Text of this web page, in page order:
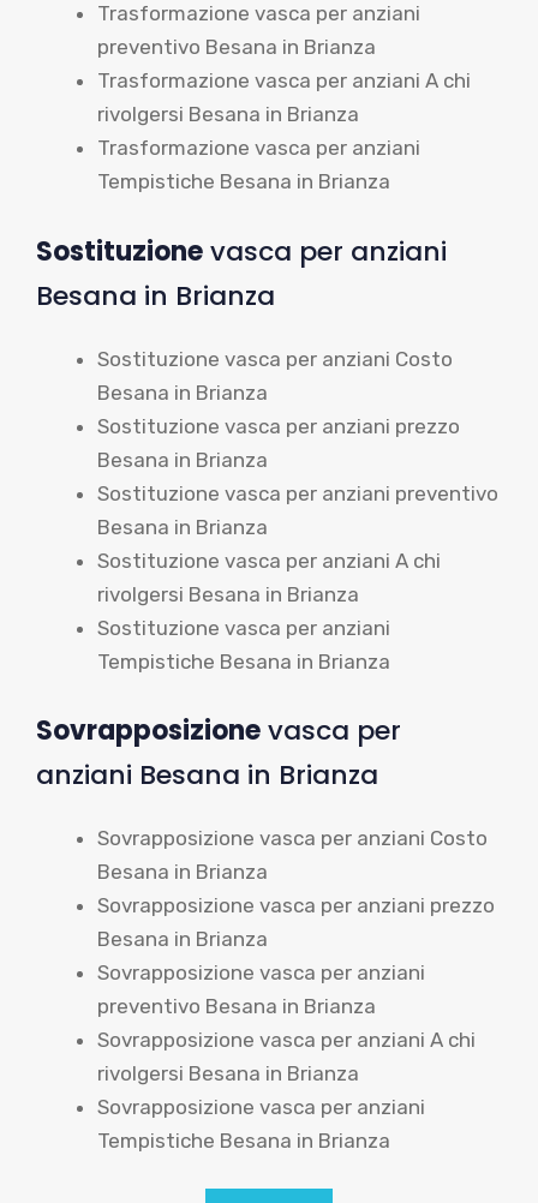
Trasformazione vasca per anziani
preventivo Besana in Brianza
Trasformazione vasca per anziani A chi
rivolgersi Besana in Brianza
Trasformazione vasca per anziani
Tempistiche Besana in Brianza
Sostituzionevasca per anziani
Besana in Brianza
Sostituzione vasca per anziani Costo
Besana in Brianza
Sostituzione vasca per anziani prezzo
Besana in Brianza
Sostituzione vasca per anziani preventivo
Besana in Brianza
Sostituzione vasca per anziani A chi
rivolgersi Besana in Brianza
Sostituzione vasca per anziani
Tempistiche Besana in Brianza
Sovrapposizionevasca per
anziani Besana in Brianza
Sovrapposizione vasca per anziani Costo
Besana in Brianza
Sovrapposizione vasca per anziani prezzo
Besana in Brianza
Sovrapposizione vasca per anziani
preventivo Besana in Brianza
Sovrapposizione vasca per anziani A chi
rivolgersi Besana in Brianza
Sovrapposizione vasca per anziani
Tempistiche Besana in Brianza